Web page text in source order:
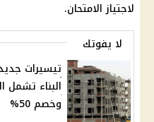
لاجتياز الامتحان.
لا يفوتك
تيسيرات
البناء تشمل
وخصم 50%